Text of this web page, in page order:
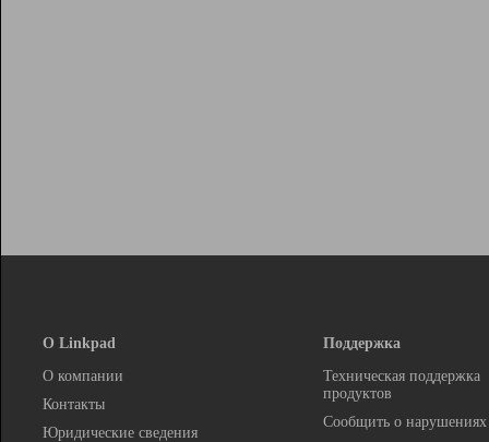
О Linkpad
О компании
Контакты
Юридические сведения
Поддержка
Техническая поддержка
продуктов
Сообщить о нарушениях